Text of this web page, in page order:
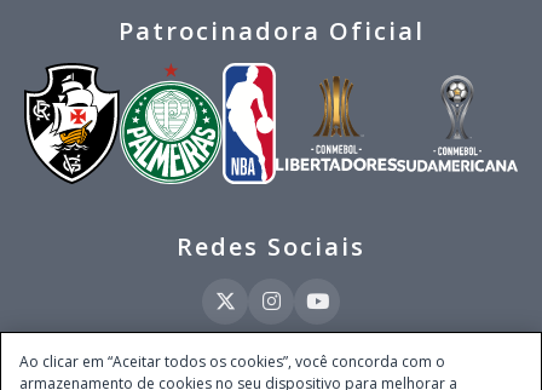
Patrocinadora Oficial
Redes Sociais
Este site é operado pela Ventmear Brasil LTDA (CNPJ 52.868.380/0001-84), com
Ao clicar em “Aceitar todos os cookies”, você concorda com o
armazenamento de cookies no seu dispositivo para melhorar a